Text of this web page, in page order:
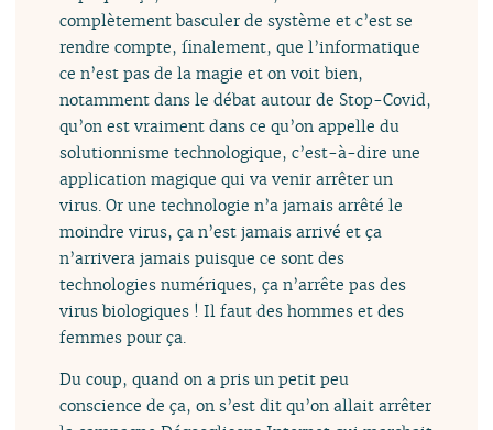
complètement basculer de système et c’est se
rendre compte, finalement, que l’informatique
ce n’est pas de la magie et on voit bien,
notamment dans le débat autour de Stop-Covid,
qu’on est vraiment dans ce qu’on appelle du
solutionnisme technologique, c’est-à-dire une
application magique qui va venir arrêter un
virus. Or une technologie n’a jamais arrêté le
moindre virus, ça n’est jamais arrivé et ça
n’arrivera jamais puisque ce sont des
technologies numériques, ça n’arrête pas des
virus biologiques ! Il faut des hommes et des
femmes pour ça.
Du coup, quand on a pris un petit peu
conscience de ça, on s’est dit qu’on allait arrêter